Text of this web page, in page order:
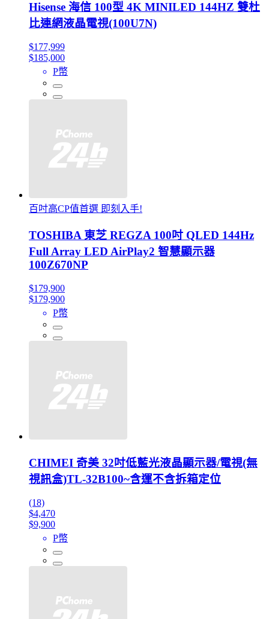
Hisense 海信 100型 4K MINILED 144HZ 雙杜
比連網液晶電視(100U7N)
$177,999
$185,000
P幣
百吋高CP值首選 即刻入手!
TOSHIBA 東芝 REGZA 100吋 QLED 144Hz
Full Array LED AirPlay2 智慧顯示器
100Z670NP
$179,900
$179,900
P幣
CHIMEI 奇美 32吋低藍光液晶顯示器/電視(無
視訊盒)TL-32B100~含運不含拆箱定位
(18)
$4,470
$9,900
P幣